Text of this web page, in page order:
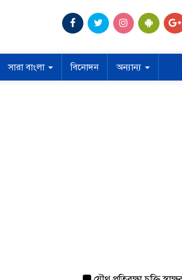
সারা বাংলা বিনোদন অন্যান্য